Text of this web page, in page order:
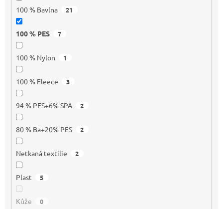
100 % Bavlna 21
100 % PES 7
100 % Nylon 1
100 % Fleece 3
94 % PES+6% SPA 2
80 % Ba+20% PES 2
Netkaná textilie 2
Plast 5
Kůže 0